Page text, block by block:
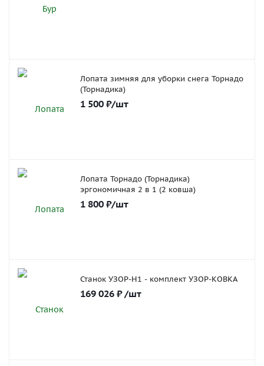
Лопата зимняя для уборки снега Торнадо
(Торнадика)
1 500 ₽/шт
Лопата Торнадо (Торнадика)
эргономичная 2 в 1 (2 ковша)
1 800 ₽/шт
Станок УЗОР-Н1 - комплект УЗОР-КОВКА
169 026 ₽ /шт